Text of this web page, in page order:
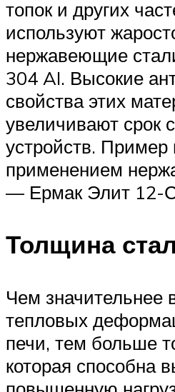
топок и других
используют
нержавеющие
304 AI. Высокие
свойства этих
увеличивают срок
устройств. Пример
применением
— Ермак Элит 12-
Толщина
Чем значительнее
тепловых
печи, тем больше
которая способна